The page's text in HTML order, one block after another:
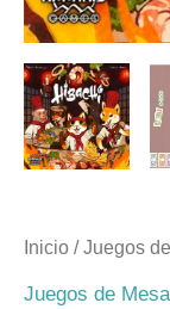
Inicio /Juegos
Juegos de Mesa